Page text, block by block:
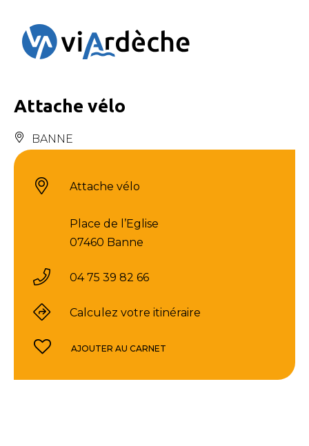
Attache vélo
BANNE
Attache vélo
Place de l’Eglise
07460 Banne
04 75 39 82 66
Calculez votre itinéraire
AJOUTER AU CARNET